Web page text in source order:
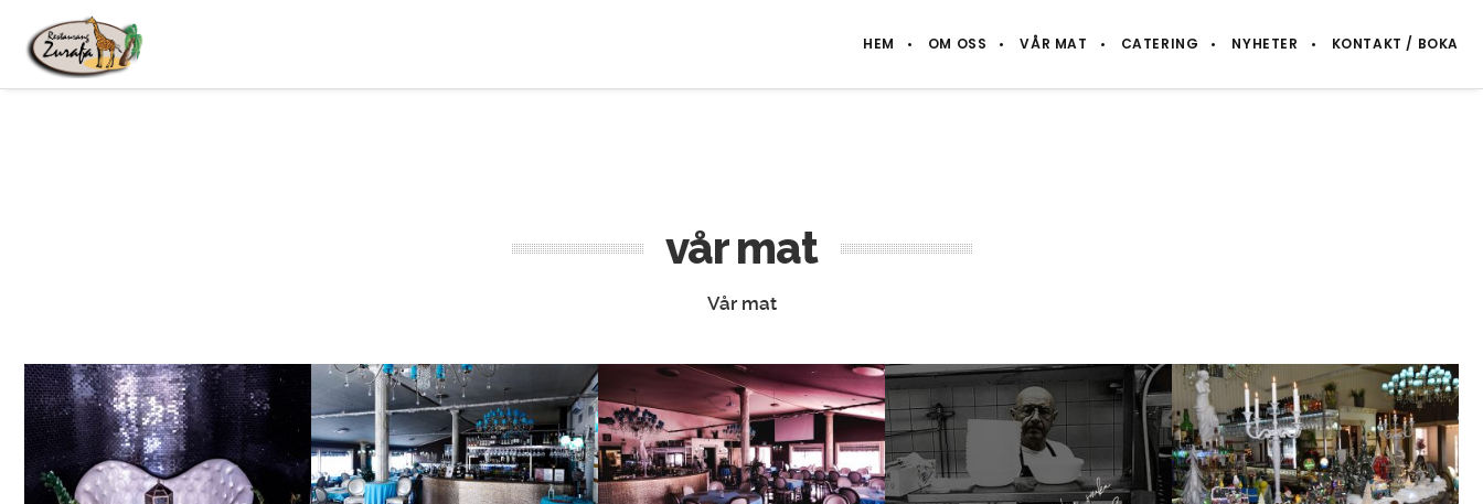
HEM OM OSS VÅR MAT CATERING NYHETER KONTAKT / BOKA
vår mat
Vår mat